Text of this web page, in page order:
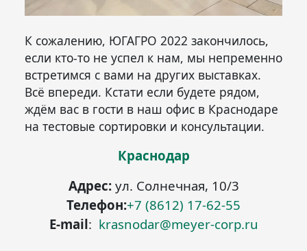
К сожалению, ЮГАГРО 2022 закончилось,
если кто-то не успел к нам, мы непременно
встретимся с вами на других выставках.
Всё впереди. Кстати если будете рядом,
ждём вас в гости в наш офис в Краснодаре
на тестовые сортировки и консультации.
Краснодар
Адрес:ул. Солнечная, 10/3
Телефон:+7 (8612) 17-62-55
E-mail: krasnodar@meyer-corp.ru